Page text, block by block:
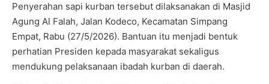
Penyerahan sapi kurban tersebut dilaksanakan di Masjid
Agung Al Falah, Jalan Kodeco, Kecamatan Simpang
Empat, Rabu (27/5/2026). Bantuan itu menjadi bentuk
perhatian Presiden kepada masyarakat sekaligus
mendukung pelaksanaan ibadah kurban di daerah.